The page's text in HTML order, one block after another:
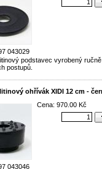
043029
podstavec vyrobený ručně
postupů.
ohřívák XIDI 12 cm -
043046
Cena: 970.00 Kč